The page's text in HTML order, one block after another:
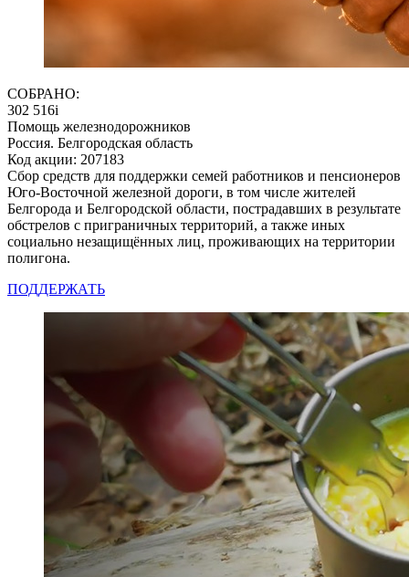
СОБРАНО:
302 516i
Помощь железнодорожников
Россия. Белгородская область
Код акции: 207183
Сбор средств для поддержки семей работников и пенсионеров
Юго-Восточной железной дороги, в том числе жителей
Белгорода и Белгородской области, пострадавших в результате
обстрелов с приграничных территорий, а также иных
социально незащищённых лиц, проживающих на территории
полигона.
ПОДДЕРЖАТЬ